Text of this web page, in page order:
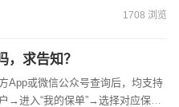
提示来查；也可以关注保险公...
1708 浏览
，求告知？
App或微信公众号查询后，均支持
→进入“我的保单”→选择对应保单